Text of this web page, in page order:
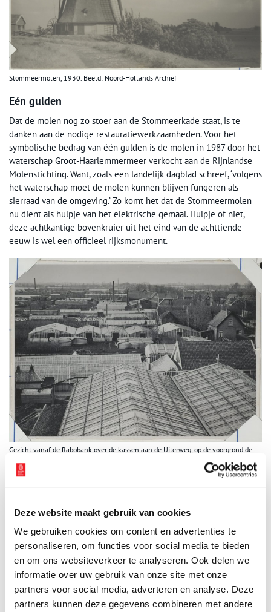
Deze website maakt gebruik van cookies
We gebruiken cookies om content en advertenties te
personaliseren, om functies voor social media te bieden
en om ons websiteverkeer te analyseren. Ook delen we
informatie over uw gebruik van onze site met onze
partners voor social media, adverteren en analyse. Deze
partners kunnen deze gegevens combineren met andere
Stommeermolen, 1930. Beeld: Noord-Hollands Archief
Eén gulden
Dat de molen nog zo stoer aan de Stommeerkade staat, is te
danken aan de nodige restauratiewerkzaamheden. Voor het
symbolische bedrag van één gulden is de molen in 1987 door het
waterschap Groot-Haarlemmermeer verkocht aan de Rijnlandse
Molenstichting. Want, zoals een landelijk dagblad schreef, ‘volgens
het waterschap moet de molen kunnen blijven fungeren als
sierraad van de omgeving.’ Zo komt het dat de Stommeermolen
nu dient als hulpje van het elektrische gemaal. Hulpje of niet,
deze achtkantige bovenkruier uit het eind van de achttiende
eeuw is wel een officieel rijksmonument.
Gezicht vanaf de Rabobank over de kassen aan de Uiterweg, op de voorgrond de
alle kanten water om zich heen had. Het grote Haarlemmermeer
belaagde het dorp. En aan de andere kant van Aalsmeer klotsten
het Hornmeer, het Stommeer, de Noorder- en Zuider Legmeer.
Bovendien waren er plassen ontstaan als gevolg van het
weggraven en uitbaggeren van veen ten behoeve van de
turfverkoop. Aalsmeerse turf was gewild, het vond tot in
Vlaanderen aftrek.
Het Stommeer en het Hornmeer waren de eerste meren in